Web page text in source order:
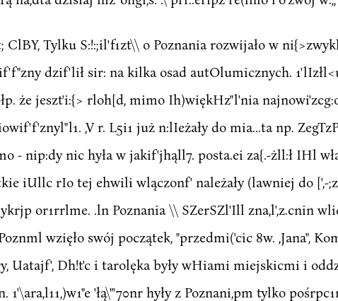
ClBY, Tylku S:!:;il'f1zt\\ o Poznania rozwijało w
dzif'lił sir: na kilka osad autOlumicznych.
że jeszt'i:{> rloh[d, mimo Ih)więkHz"l'nia
,V r. L5i1 już n:lIeżały do mia...ta np.
- nip:dy nic hyła w jakif'jhąll7. posta.ei za{.-żll:ł IHl
iUllc rIo tej ehwili wlączonf' należały (lawniej do [',-
or1rrlme. .ln Poznania \\ SZerSZl'Ill zna,l',z.cnin
wzięło swój początek, "przedmi('cic 8w. ,Jana",
Uatajf', Dh!t'c i tarolęka były wHiami miejskicmi i
1'\ara,l11,)w1"e 'łą\"'70nr hyły z Poznani,pm tylko